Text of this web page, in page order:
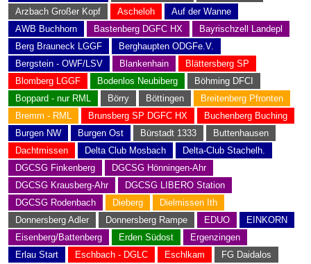
Arzbach Großer Kopf
Ascheloh
Auf der Wanne
AWB Buchhorn
Bastenberg DGFC HX
Bayrischzell Landepl
Berg Brauneck LGGF
Berghaupten ODGFe.V.
Bergstein - OWF/LSV
Blankenhain
Blättersberg SP
Blomberg LGGF
Bodenlos Neubiberg
Böhming DFCI
Boppard - nur RML
Börry Böttingen
Breitenberg Pfronten
Bremm - RML
Brunsberg SP DGFC HX
Buchenberg Buching
Burgen NW
Burgen Ost Bürstadt 1333
Buttenhausen
Dachtmissen
Delta Club Mosbach
Delta-Club Stachelh.
DGCSG Finkenberg
DGCSG Hönningen-Ahr
DGCSG Krausberg-Ahr
DGCSG LIBERO Station
DGCSG Rodenbach
Dieberg
Dielmissen Ith
Donnersberg Adler
Donnersberg Rampe EDUO
EINKORN
Eisenberg/Battenberg
Erden Südost
Ergenzingen
Erlau Start
Eschbach - DGLC Eschlkam
FG Daidalos